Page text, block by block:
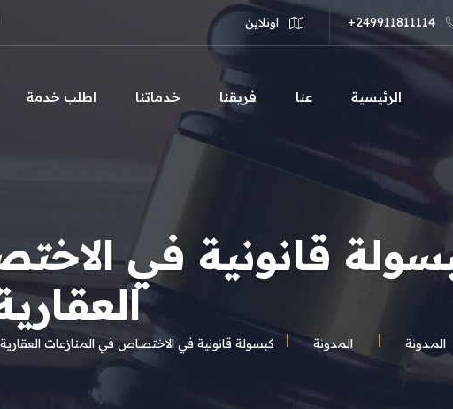
249911811114+ اونلاين
الرئيسية عنا فريقنا خدماتنا اطلب خدمة
قانونية في
المـدونة المدونة كبسولة قانونية في الاختصاص في المنازعات العقارية